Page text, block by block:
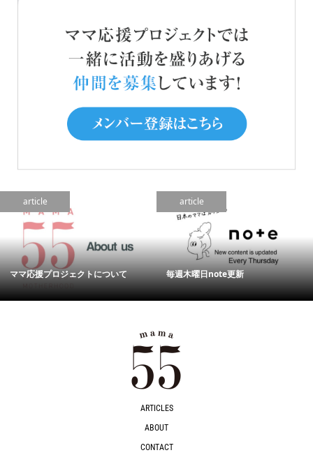
article
ママ応援プロジェクトについて
article
毎週木曜日note更新
ARTICLES
ABOUT
CONTACT